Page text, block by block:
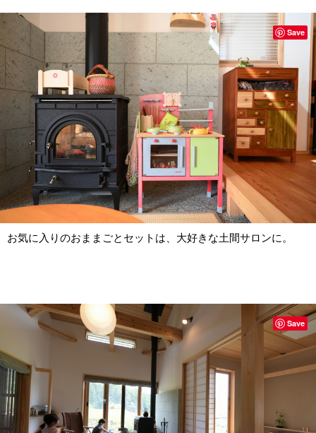
お気に入りのおままごとセットは、大好きな土間サロンに。
Save
Save